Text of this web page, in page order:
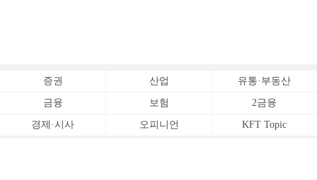
증권 산업 유통·부동산
금융 보험 2금융
경제·시사 오피니언 KFT Topic